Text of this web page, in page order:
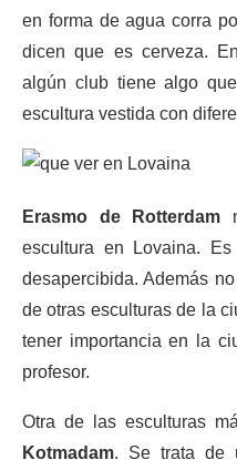
en forma de agua corra
dicen que es cerveza.
algún club tiene algo
escultura vestida con
Erasmo de Rotterdam
escultura en Lovaina.
desapercibida. Además
de otras esculturas de la
tener importancia en la
profesor.
Otra de las esculturas
Kotmadam. Se trata de